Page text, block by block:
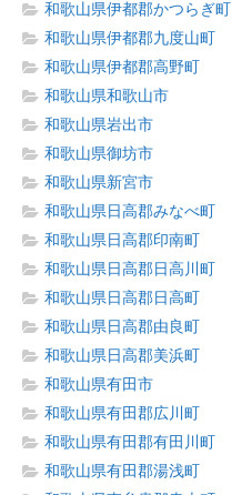
和歌山県伊都郡かつらぎ町
和歌山県伊都郡九度山町
和歌山県伊都郡高野町
和歌山県和歌山市
和歌山県岩出市
和歌山県御坊市
和歌山県新宮市
和歌山県日高郡みなべ町
和歌山県日高郡印南町
和歌山県日高郡日高川町
和歌山県日高郡日高町
和歌山県日高郡由良町
和歌山県日高郡美浜町
和歌山県有田市
和歌山県有田郡広川町
和歌山県有田郡有田川町
和歌山県有田郡湯浅町